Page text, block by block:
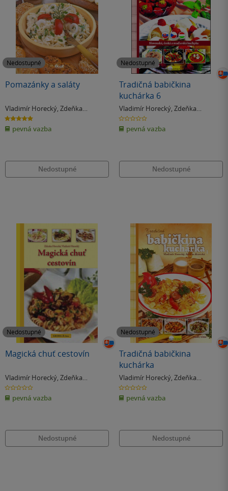
Nedostupné
Pomazánky a saláty
Vladimír Horecký, Zdeňka
Horecká
5.0
z
5
hvězdiček
pevná vazba
Nedostupné
Nedostupné
Tradičná babičkina
kuchárka 6
Vladimír Horecký, Zdeňka
Horecká
0.0
z
5
hvězdiček
pevná vazba
Nedostupné
Nedostupné
Magická chuť cestovín
Vladimír Horecký, Zdeňka
Horecká
0.0
z
5
hvězdiček
pevná vazba
Nedostupné
Nedostupné
Tradičná babičkina
kuchárka
Vladimír Horecký, Zdeňka
Horecká
0.0
z
5
hvězdiček
pevná vazba
Nedostupné